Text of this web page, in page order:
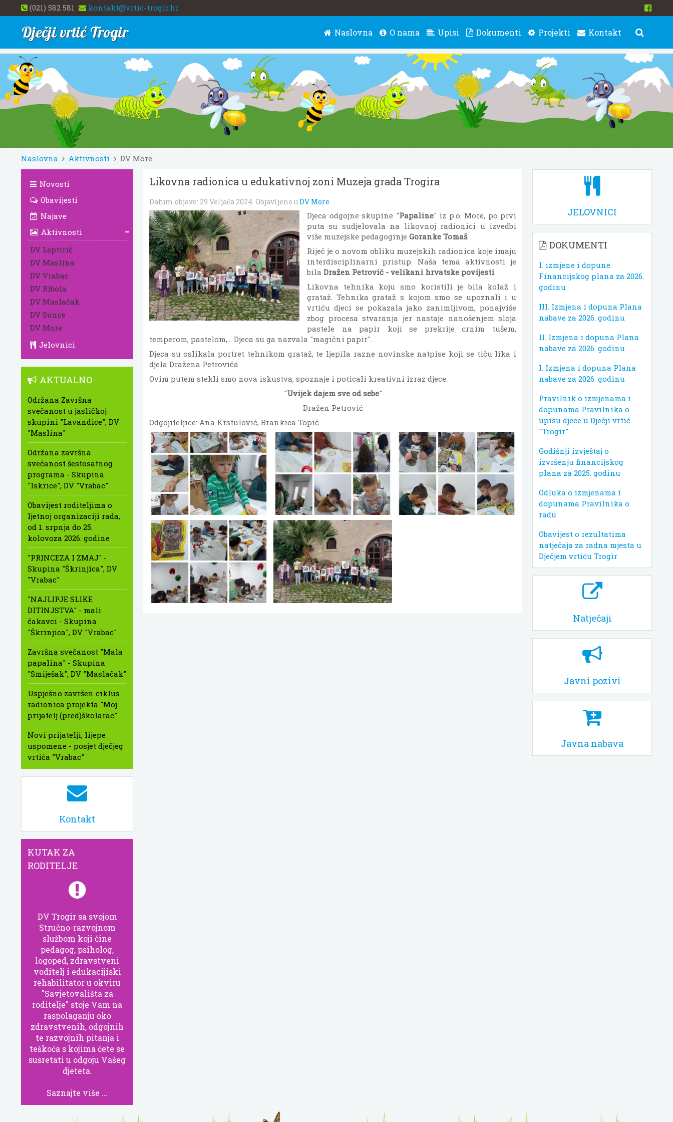
(021) 582 581 kontakt@vrtic-trogir.hr
Dječji vrtić Trogir Naslovna O nama Upisi Dokumenti Projekti Kontakt
Naslovna Aktivnosti DV More
Likovna radionica u edukativnoj zoni Muzeja grada Trogira
Datum objave: 29 Veljača 2024. Objavljeno uDV More
Djeca odgojne skupine "Papaline" iz p.o. More, po prvi
puta su sudjelovala na likovnoj radionici u izvedbi
više muzejske pedagoginje Goranke Tomaš.
Riječ je o novom obliku muzejskih radionica koje imaju
interdisciplinarni pristup. Naša tema aktivnosti je
bila Dražen Petrović - velikani hrvatske povijesti.
Likovna tehnika koju smo koristili je bila kolaž i
grataž. Tehnika grataž s kojom smo se upoznali i u
vrtiću djeci se pokazala jako zanimljivom, ponajviše
zbog procesa stvaranja jer nastaje nanošenjem sloja
pastele na papir koji se prekrije crnim tušem,
temperom, pastelom,... Djeca su ga nazvala "magični papir".
Djeca su oslikala portret tehnikom grataž, te ljepila razne novinske natpise koji se tiču lika i
djela Dražena Petrovića.
Ovim putem stekli smo nova iskustva, spoznaje i poticali kreativni izraz djece.
"Uvijek dajem sve od sebe"
Dražen Petrović
Odgojiteljice: Ana Krstulović, Brankica Topić
Novosti
Obavijesti
Najave
Aktivnosti
DV Leptirić
DV Maslina
DV Vrabac
DV Ribola
DV Maslačak
DV Sunce
DV More
Jelovnici
AKTUALNO
Održana Završna
svečanost u jasličkoj
skupini "Lavandice", DV
"Maslina"
Održana završna
svečanost šestosatnog
programa - Skupina
"Iskrice", DV "Vrabac"
Obavijest roditeljima o
ljetnoj organizaciji rada,
od 1. srpnja do 25.
kolovoza 2026. godine
"PRINCEZA I ZMAJ" -
Skupina "Škrinjica", DV
"Vrabac"
"NAJLIPJE SLIKE
DITINJSTVA" - mali
čakavci - Skupina
"Škrinjica", DV "Vrabac"
Završna svečanost "Mala
papalina" - Skupina
"Smiješak", DV "Maslačak"
Uspješno završen ciklus
radionica projekta "Moj
prijatelj (pred)školarac"
Novi prijatelji, lijepe
uspomene - posjet dječjeg
vrtića "Vrabac"
Kontakt
KUTAK ZA
RODITELJE
DV Trogir sa svojom
Stručno-razvojnom
službom koji čine
pedagog, psiholog,
logoped, zdravstveni
voditelj i edukacijiski
rehabilitator u okviru
"Savjetovališta za
roditelje" stoje Vam na
raspolaganju oko
zdravstvenih, odgojnih
te razvojnih pitanja i
teškoća s kojima ćete se
susretati u odgoju Vašeg
djeteta.
Saznajte više ...
JELOVNICI
DOKUMENTI
I. izmjene i dopune
Financijskog plana za 2026.
godinu
III. Izmjena i dopuna Plana
nabave za 2026. godinu
II. Izmjena i dopuna Plana
nabave za 2026. godinu
I. Izmjena i dopuna Plana
nabave za 2026. godinu
Pravilnik o izmjenama i
dopunama Pravilnika o
upisu djece u Dječji vrtić
"Trogir"
Godišnji izvještaj o
izvršenju financijskog
plana za 2025. godinu
Odluka o izmjenama i
dopunama Pravilnika o
radu
Obavijest o rezultatima
natječaja za radna mjesta u
Dječjem vrtiću Trogir
Natječaji
Javni pozivi
Javna nabava